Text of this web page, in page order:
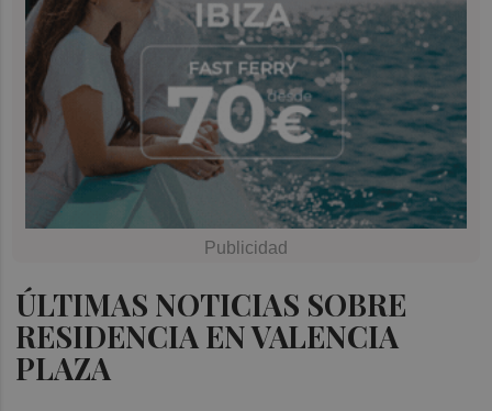
ÚLTIMAS NOTICIAS SOBRE
RESIDENCIA EN VALENCIA
PLAZA